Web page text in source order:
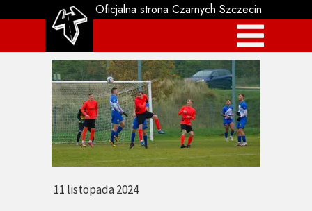
11 listopada 2024
Oficjalna strona Czarnych Szczecin